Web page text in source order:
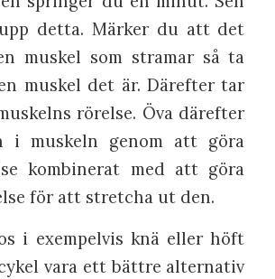
detta. Märker du att det
muskel som stramar så ta
muskel det är. Därefter tar
rörelse. Öva därefter
i muskeln genom att göra
kombinerat med att göra
för att stretcha ut den.
i exempelvis knä eller höft
vara ett bättre alternativ